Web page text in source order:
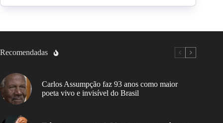
Recomendadas
Carlos Assumpção faz 93 anos como maior
poeta vivo e invisível do Brasil